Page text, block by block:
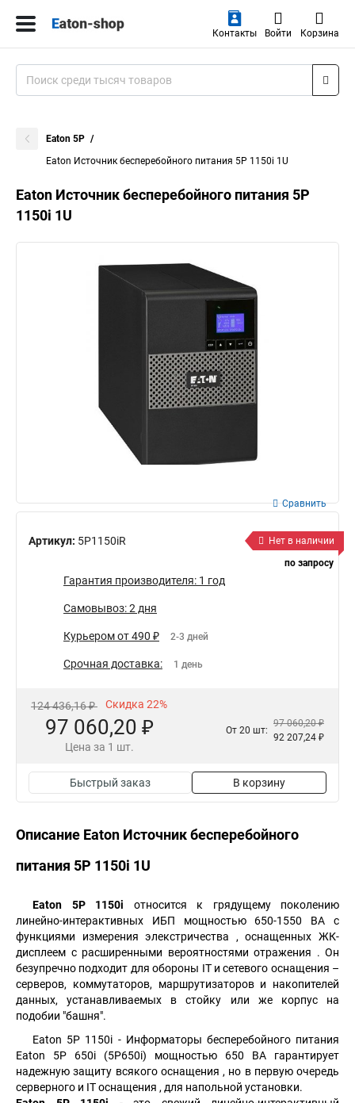
Контакты Войти Корзина
Eaton 5P
Eaton Источник бесперебойного питания 5P 1150i 1U
Eaton Источник бесперебойного питания 5P
1150i 1U
Артикул: 5P1150iR
Сравнить
Нет в наличии
по запросу
Гарантия производителя: 1 год
Самовывоз: 2 дня
Курьером от 490 ₽ 2-3 дней
Срочная доставка: 1 день
124 436,16 ₽ Скидка 22%
97 060,20 ₽
Цена за 1 шт.
От 20 шт:
97 060,20 ₽
92 207,24 ₽
Быстрый заказ В корзину
Описание Eaton Источник бесперебойного
питания 5P 1150i 1U
Eaton 5P 1150i относится к грядущему поколению
линейно-интерактивных ИБП мощностью 650-1550 ВA с
функциями измерения элекстричества , оснащенных ЖК-
дисплеем с расширенными вероятностями отражения . Он
безупречно подходит для обороны IT и сетевого оснащения –
серверов, коммутаторов, маршрутизаторов и накопителей
данных, устанавливаемых в стойку или же корпус на
подобии "башня".
Eaton 5P 1150i - Информаторы бесперебойного питания
Eaton 5P 650i (5P650i) мощностью 650 ВА гарантирует
надежную защиту всякого оснащения , но в первую очередь
серверного и IT оснащения , для напольной установки.